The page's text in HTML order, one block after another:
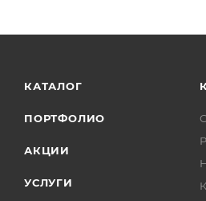
КАТАЛОГ
ПОРТФОЛИО
АКЦИИ
УСЛУГИ